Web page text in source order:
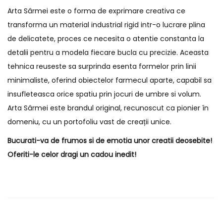
Arta Sârmei este o forma de exprimare creativa ce
transforma un material industrial rigid intr-o lucrare plina
de delicatete, proces ce necesita o atentie constanta la
detalii pentru a modela fiecare bucla cu precizie. Aceasta
tehnica reuseste sa surprinda esenta formelor prin linii
minimaliste, oferind obiectelor farmecul aparte, capabil sa
insufleteasca orice spatiu prin jocuri de umbre si volum.
Arta Sârmei este brandul original, recunoscut ca pionier în
domeniu, cu un portofoliu vast de creații unice.
Bucurati-va de frumos si de emotia unor creatii deosebite!
Oferiti-le celor dragi un cadou inedit!